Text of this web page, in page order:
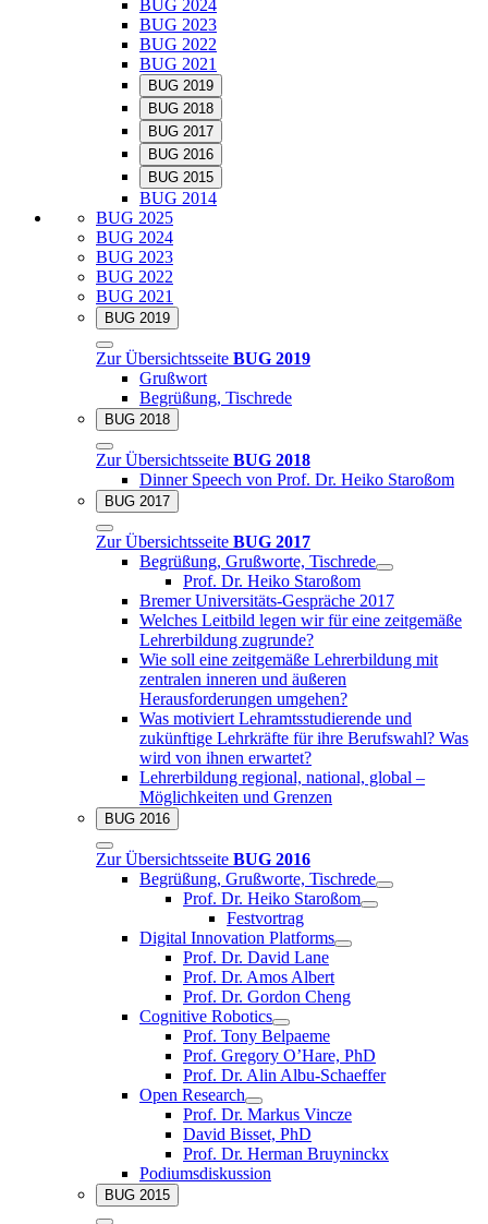
BUG 2024
BUG 2023
BUG 2022
BUG 2021
BUG 2019
BUG 2018
BUG 2017
BUG 2016
BUG 2015
BUG 2014
BUG 2025
BUG 2024
BUG 2023
BUG 2022
BUG 2021
BUG 2019
Zur Übersichtsseite BUG 2019
Grußwort
Begrüßung, Tischrede
BUG 2018
Zur Übersichtsseite BUG 2018
Dinner Speech von Prof. Dr. Heiko Staroßom
BUG 2017
Zur Übersichtsseite BUG 2017
Begrüßung, Grußworte, Tischrede
Prof. Dr. Heiko Staroßom
Bremer Universitäts-Gespräche 2017
Welches Leitbild legen wir für eine zeitgemäße
Lehrerbildung zugrunde?
Wie soll eine zeitgemäße Lehrerbildung mit
zentralen inneren und äußeren
Herausforderungen umgehen?
Was motiviert Lehramtsstudierende und
zukünftige Lehrkräfte für ihre Berufswahl? Was
wird von ihnen erwartet?
Lehrerbildung regional, national, global –
Möglichkeiten und Grenzen
BUG 2016
Zur Übersichtsseite BUG 2016
Begrüßung, Grußworte, Tischrede
Prof. Dr. Heiko Staroßom
Festvortrag
Digital Innovation Platforms
Prof. Dr. David Lane
Prof. Dr. Amos Albert
Prof. Dr. Gordon Cheng
Cognitive Robotics
Prof. Tony Belpaeme
Prof. Gregory O’Hare, PhD
Prof. Dr. Alin Albu-Schaeffer
Open Research
Prof. Dr. Markus Vincze
David Bisset, PhD
Prof. Dr. Herman Bruyninckx
Podiumsdiskussion
BUG 2015